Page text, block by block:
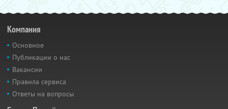
Компания
Основное
Публикации о нас
Вакансии
Правила сервиса
Ответы на вопросы